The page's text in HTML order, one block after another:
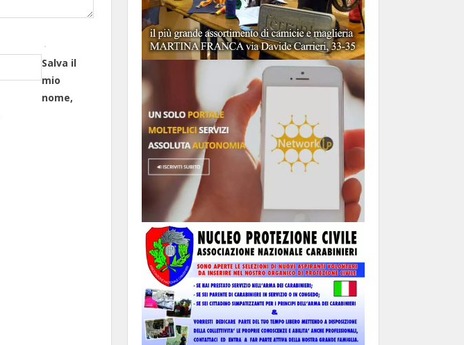
Salva il
mio
nome,